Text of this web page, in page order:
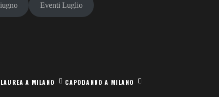
Eventi Luglio
A MILANO
CAPODANNO A MILANO